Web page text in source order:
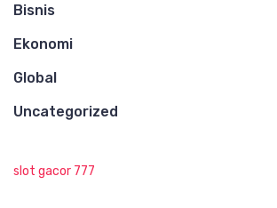
Bisnis
Ekonomi
Global
Uncategorized
slot gacor 777